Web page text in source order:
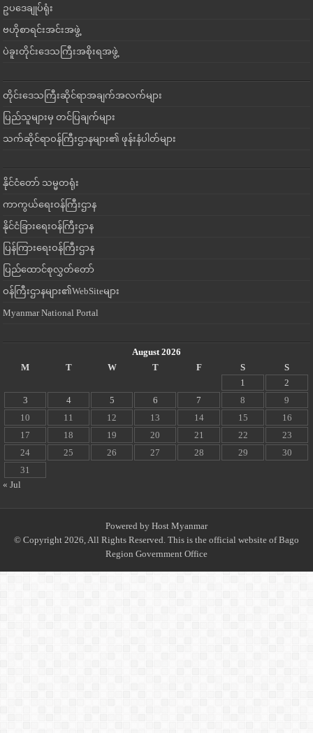
ဥပဒေချုပ်ရုံး
ဗဟိုစာရင်းအင်းအဖွဲ့
ပဲခူးတိုင်းဒေသကြီးအစိုးရအဖွဲ့
တိုင်းဒေသကြီးဆိုင်ရာအချက်အလက်များ
ပြည်သူများမှ တင်ပြချက်များ
သက်ဆိုင်ရာဝန်ကြီးဌာနများ၏ ဖုန်းနံပါတ်များ
နိုင်ငံတော် သမ္မတရုံး
ကာကွယ်ရေးဝန်ကြီးဌာန
နိုင်ငံခြားရေးဝန်ကြီးဌာန
ပြန်ကြားရေးဝန်ကြီးဌာန
ပြည်ထောင်စုလွှတ်တော်
ဝန်ကြီးဌာနများ၏WebSiteများ
Myanmar National Portal
August 2026
M
T W T F S
S
1
2
3
4 5 6 7 8
9
10
11 12 13 14 15
16
17
18 19 20 21 22
23
24
25 26 27 28 29
30
31
« Jul
Powered by Host Myanmar
© Copyright 2026, All Rights Reserved. This is the official website of Bago
Region Government Office